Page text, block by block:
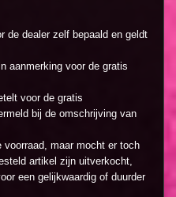
de dealer zelf bepaald en geldt
aanmerking voor de gratis
voor de gratis
bij de omschrijving van
voorraad, maar mocht er toch
artikel zijn uitverkocht,
een gelijkwaardig of duurder